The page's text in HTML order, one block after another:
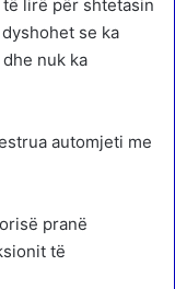
lirë për shtetasin
se ka
nuk ka
automjeti me
pranë
të